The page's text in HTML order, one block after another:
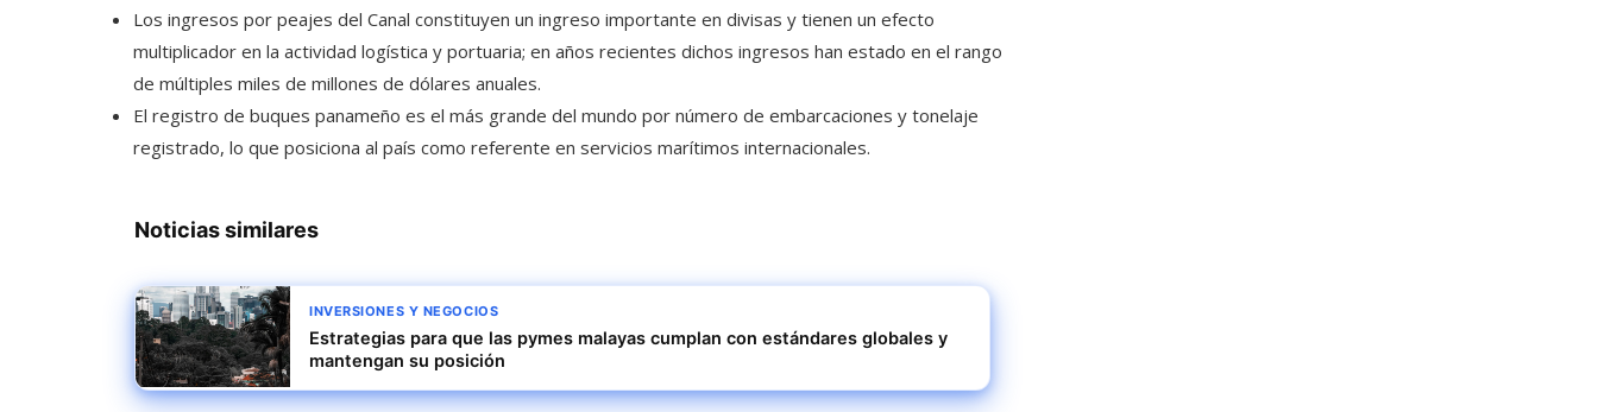
Los ingresos por peajes del Canal constituyen un ingreso importante en divisas y tienen un efecto
multiplicador en la actividad logística y portuaria; en años recientes dichos ingresos han estado en el rango
de múltiples miles de millones de dólares anuales.
El registro de buques panameño es el más grande del mundo por número de embarcaciones y tonelaje
registrado, lo que posiciona al país como referente en servicios marítimos internacionales.
Noticias similares
INVERSIONES Y NEGOCIOS
Estrategias para que las pymes malayas cumplan con estándares globales y
mantengan su posición